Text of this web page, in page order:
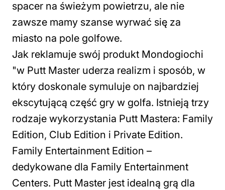
spacer na świeżym powietrzu, ale nie
zawsze mamy szanse wyrwać się za
miasto na pole golfowe.
Jak reklamuje swój produkt Mondogiochi
"w Putt Master uderza realizm i sposób, w
który doskonale symuluje on najbardziej
ekscytującą część gry w golfa. Istnieją trzy
rodzaje wykorzystania Putt Mastera: Family
Edition, Club Edition i Private Edition.
Family Entertainment Edition –
dedykowane dla Family Entertainment
Centers. Putt Master jest idealną grą dla